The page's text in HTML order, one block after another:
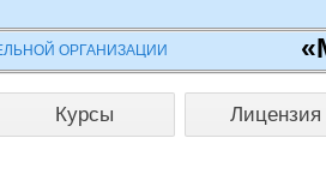
ОРГАНИЗАЦИИ
Курсы Лицензия